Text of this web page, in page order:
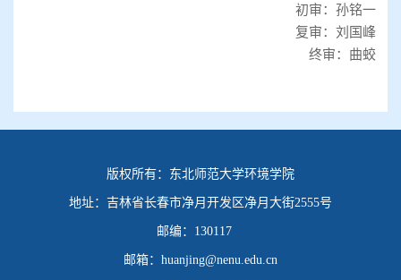
初审：孙铭一
复审：刘国峰
终审：曲蛟
版权所有： 东北师范大学环境学院
地址： 吉林省长春市净月开发区净月大街2555号
邮编： 130117
邮箱： huanjing@nenu.edu.cn